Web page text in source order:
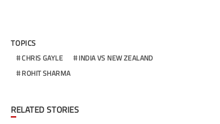
TOPICS
CHRIS GAYLE
INDIA VS NEW ZEALAND
ROHIT SHARMA
RELATED STORIES